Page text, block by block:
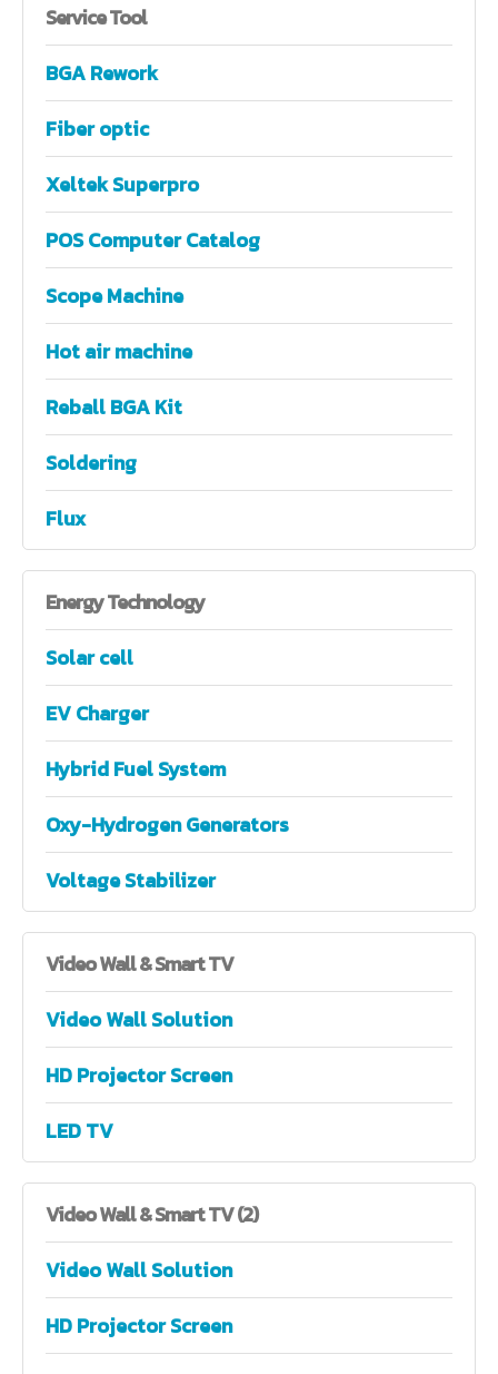
ServiceTool
BGA Rework
Fiber optic
Xeltek Superpro
POS Computer Catalog
Scope Machine
Hot air machine
Reball BGA Kit
Soldering
Flux
EnergyTechnology
Solar cell
EV Charger
Hybrid Fuel System
Oxy-Hydrogen Generators
Voltage Stabilizer
VideoWall & Smart TV
Video Wall Solution
HD Projector Screen
LED TV
VideoWall & Smart TV (2)
Video Wall Solution
HD Projector Screen